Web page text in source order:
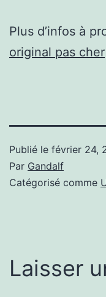
Plus d’infos à
original pas cher
Publié le février 24,
Par Gandalf
Catégorisé comme
Laisser